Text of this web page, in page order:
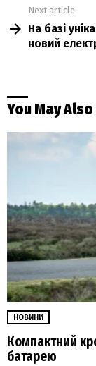
Next article
На базі
новий
You May
НОВИНИ
Компактний
батарею